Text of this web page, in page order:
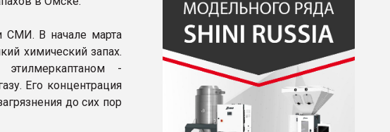
СМИ. В начале марта
химический запах.
-
Его концентрация
до сих пор